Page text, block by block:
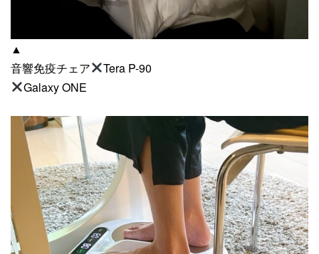
▲
音響免疫チェア
Tera P-90
Galaxy ONE